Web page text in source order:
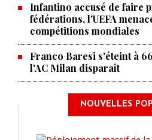
Infantino accusé de faire
fédérations, l'UEFA
compétitions mondiales
Franco Baresi s'éteint à
l'AC Milan disparaît
NOUVELLES